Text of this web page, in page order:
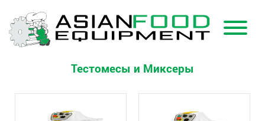
Тестомесы и Миксеры